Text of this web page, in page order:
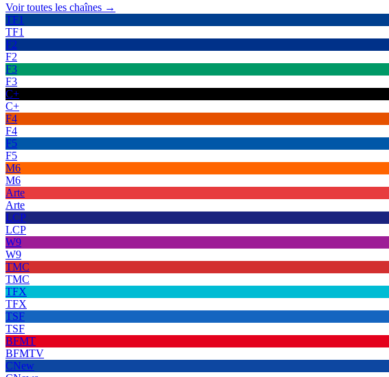
Voir toutes les chaînes →
TF1
TF1
F2
F2
F3
F3
C+
C+
F4
F4
F5
F5
M6
M6
Arte
Arte
LCP
LCP
W9
W9
TMC
TMC
TFX
TFX
TSF
TSF
BFMT
BFMTV
CNew